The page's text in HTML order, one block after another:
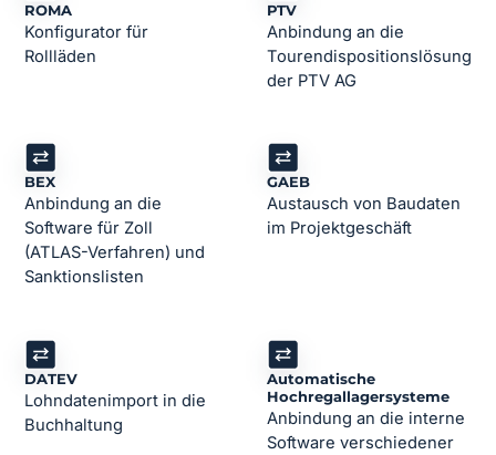
ROMA
Konfigurator für
Rollläden
PTV
Anbindung an die
Tourendispositionslösung
der PTV AG
BEX
Anbindung an die
Software für Zoll
(ATLAS-Verfahren) und
Sanktionslisten
GAEB
Austausch von Baudaten
im Projektgeschäft
DATEV
Lohndatenimport in die
Buchhaltung
Automatische
Hochregallagersysteme
Anbindung an die interne
Software verschiedener